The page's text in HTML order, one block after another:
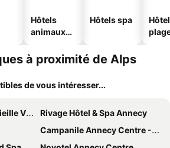
Hôtels
animaux
Hôtels spa
à proximité de Alps
de vous intéresser...
Ville
Rivage Hôtel & Spa Annecy
Campanile Annecy Centre - Gare